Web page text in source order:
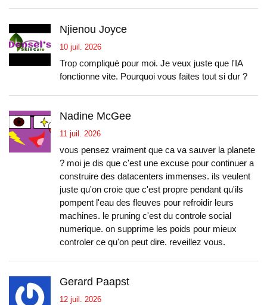
Njienou Joyce
10 juil. 2026
Trop compliqué pour moi. Je veux juste que l'IA
fonctionne vite. Pourquoi vous faites tout si dur ?
Nadine McGee
11 juil. 2026
vous pensez vraiment que ca va sauver la planete
? moi je dis que c'est une excuse pour continuer a
construire des datacenters immenses. ils veulent
juste qu'on croie que c'est propre pendant qu'ils
pompent l'eau des fleuves pour refroidir leurs
machines. le pruning c'est du controle social
numerique. on supprime les poids pour mieux
controler ce qu'on peut dire. reveillez vous.
Gerard Paapst
12 juil. 2026